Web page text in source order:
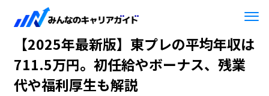
HOME 【2025年最新版】東プレ
【2025年最新版】東プレの平均年収は
711.5万円。初任給やボーナス、残業
代や福利厚生も解説